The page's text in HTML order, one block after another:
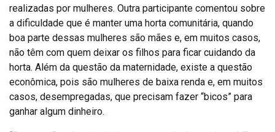
realizadas por mulheres. Outra participante comentou sobre
a dificuldade que é manter uma horta comunitária, quando
boa parte dessas mulheres são mães e, em muitos casos,
não têm com quem deixar os filhos para ficar cuidando da
horta. Além da questão da maternidade, existe a questão
econômica, pois são mulheres de baixa renda e, em muitos
casos, desempregadas, que precisam fazer “bicos” para
ganhar algum dinheiro.